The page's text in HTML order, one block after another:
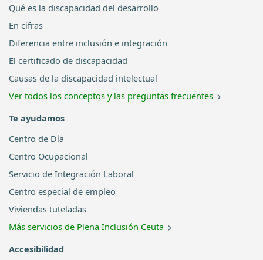
Qué es la discapacidad del desarrollo
En cifras
Diferencia entre inclusión e integración
El certificado de discapacidad
Causas de la discapacidad intelectual
Ver todos los conceptos y las preguntas frecuentes
Te ayudamos
Centro de Día
Centro Ocupacional
Servicio de Integración Laboral
Centro especial de empleo
Viviendas tuteladas
Más servicios de Plena Inclusión Ceuta
Accesibilidad